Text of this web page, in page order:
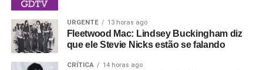
URGENTE 13 horas ago
Fleetwood Mac: Lindsey Buckingham diz
que ele Stevie Nicks estão se falando
CRÍTICA 14 horas ago